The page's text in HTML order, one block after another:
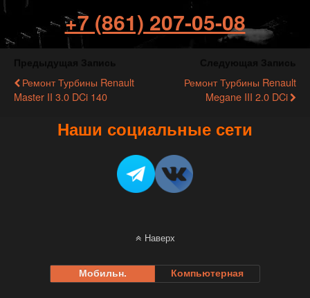
+7 (861) 207-05-08
Ремонт Турбины Renault
Master II 3.0 DCi 140
Ремонт Турбины Renault
Megane III 2.0 DCi
Наши социальные сети
Наверх
Мобильн. Компьютерная